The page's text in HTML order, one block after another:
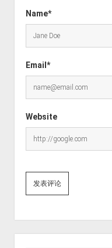
Name*
Email*
Website